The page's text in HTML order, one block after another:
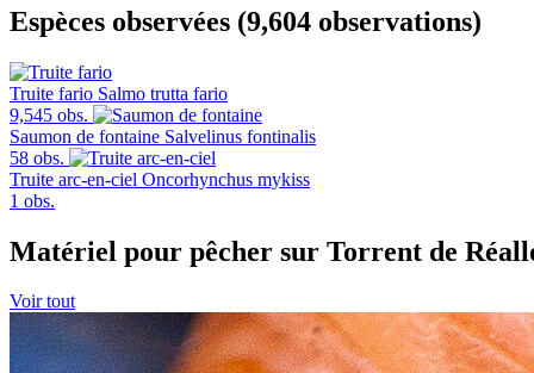
Espèces observées (9,604 observations)
Truite fario Salmo trutta fario
9,545 obs.
Saumon de fontaine Salvelinus fontinalis
58 obs.
Truite arc-en-ciel Oncorhynchus mykiss
1 obs.
Matériel pour pêcher sur Torrent de
Voir tout